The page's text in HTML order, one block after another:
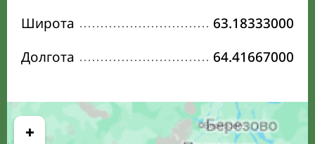
Широта
63.18333000
Долгота
64.41667000
+